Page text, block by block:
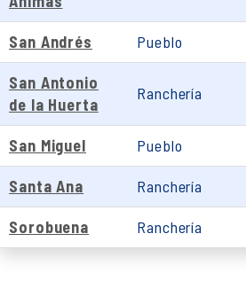
San Andrés Pueblo
San Antonio
de la Huerta
Ranchería
San Miguel Pueblo
Santa Ana Ranchería
Sorobuena Ranchería